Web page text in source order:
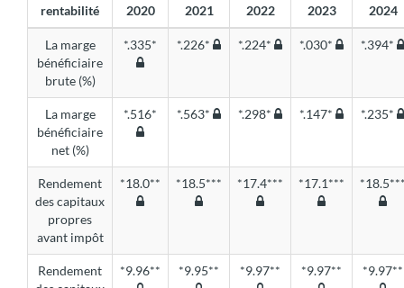
rentabilité
2020 2021 2022 2023 2024
La marge
bénéficiaire
brute (%)
*.335* *.226* *.224* *.030* *.394*
La marge
bénéficiaire
net (%)
*.516* *.563* *.298* *.147* *.235*
Rendement
des capitaux
propres
avant impôt
*18.0** *18.5*** *17.4*** *17.1***
Rendement
*9.96** *9.95** *9.97** *9.97** *9.97**